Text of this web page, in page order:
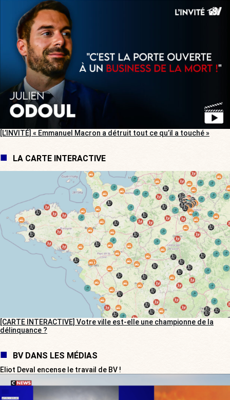
[L’INVITÉ] « Emmanuel Macron a détruit tout ce qu’il a touché »
LA CARTE INTERACTIVE
[CARTE INTERACTIVE] Votre ville est-elle une championne de la
délinquance ?
BV DANS LES MÉDIAS
Eliot Deval encense le travail de BV !